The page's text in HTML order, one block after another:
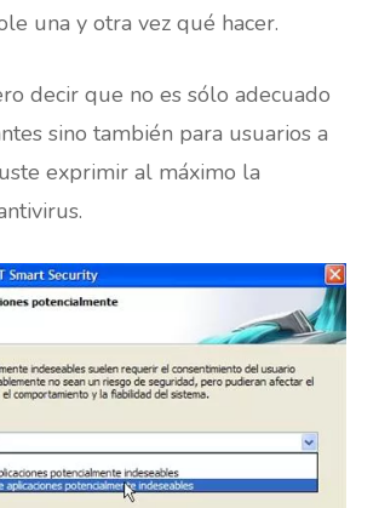
una y otra vez qué hacer.
decir que no es sólo adecuado
sino también para usuarios a
exprimir al máximo la